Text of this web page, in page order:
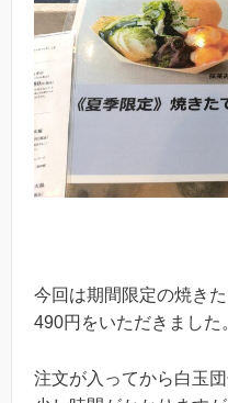
今回は期間限定の焼き
490円をいただきました
注文が入ってから白玉